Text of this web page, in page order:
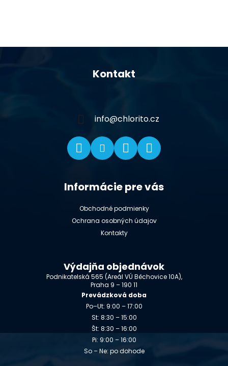
Kontakt
info@chlorito.cz
Informácie pre vás
Obchodné podmienky
Ochrana osobných údajov
Kontakty
Výdajňa objednávok
Podnikatelská 565 (Areál VÚ Běchovice 10A),
Praha 9 – 190 11
Prevádzková doba
Po–Ut: 9:00 – 17:00
St: 8:30 – 15:00
Št: 8:30 – 16:00
Pi: 9:00 – 16:00
So – Ne: po dohode